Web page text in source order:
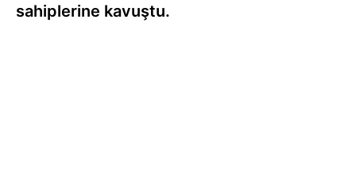
sahiplerine kavuştu.